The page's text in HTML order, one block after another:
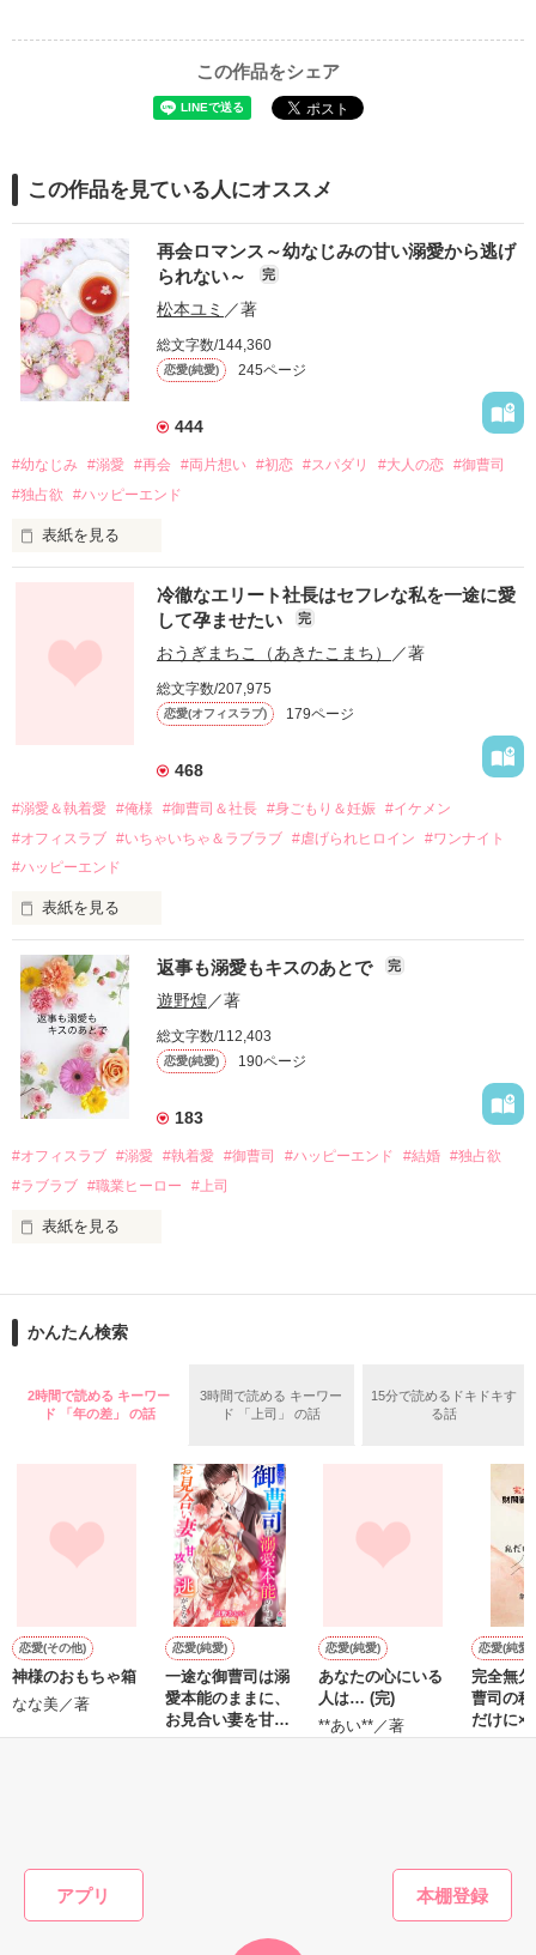
アプリ
この作品をシェア
この作品を見ている人にオススメ
再会ロマンス～幼なじみの甘い溺愛から逃げ
られない～
完
松本ユミ ／著
総文字数/144,360
恋愛(純愛) 245ページ
444
#幼なじみ #溺愛 #再会 #両片想い #初恋 #スパダリ #大人の恋 #御曹司
#独占欲
#ハッピーエンド
表紙を見る
幼なじみの哲平に淡い恋心を抱いていた美桜。
しかし、ある出来事をきっかけに二人の関係は壊れてしまう。
関係修復もできないまま、美桜は両親の離婚によって
引っ越すことになり、哲平とも離れ離れになった。
それから約十二年後。
過去の傷から、二度と会いたくないと思っていた哲平に
運命のような再会を果たす。
酔った勢いで一夜を共にしてしまった。
さらに、美桜が初めてだと知った哲平は
『責任をとる、結婚しよう』と真っ直ぐに告げてきた。
戸惑う美桜とは裏腹に、好きという気持ちを隠すことなく
甘やかしてくる。
そんなある日、哲平は美桜がストーカー被害に
遭っていることを知る。
美桜を守るため、哲平は同居を提案してきて――。
夏木美桜(なつきみお)
鳴海哲平 (なるみてっぺい)
2026.6.5～2026.7.25
＊以前、公開していた話の改稿版です＊
作品を読む
冷徹なエリート社長はセフレな私を一途に愛
して孕ませたい
完
おうぎまちこ（あきたこまち） ／著
総文字数/207,975
恋愛(オフィスラブ) 179ページ
468
#溺愛＆執着愛 #俺様 #御曹司＆社長 #身ごもり＆妊娠 #イケメン
#オフィスラブ #いちゃいちゃ＆ラブラブ #虐げられヒロイン
#ワンナイト
#ハッピーエンド
表紙を見る
おかしな噂を流されて前の職場でうまくいかなかった梅田美
桜は、海外で傷心旅行をしていたところ、日本人美青年と出会
い、酒の勢いもあり一夜限りの関係となる。
帰国後、美桜は新しい職場でワンナイトした美青年と再会。
なんと彼の正体は、とある財閥御曹司にも関わらず、一族を離
れて起業した新進気鋭の実業家、社内でも冷徹だと評判な社長
――御影恭司その人だったのだ――！
なぜか恭司から飼い猫の世話係を命じられた美桜は、猫の世
の関係となってしまい――？
返事も溺愛もキスのあとで 完
遊野煌／著
総文字数/112,403
恋愛(純愛) 190ページ
183
#オフィスラブ #溺愛 #執着愛 #御曹司 #ハッピーエンド #結婚 #独占欲
#ラブラブ #職業ヒーロー #上司
表紙を見る
ションの企画戦略室で働いている。
めた、同期で恋人の石垣守（26）がいるのだが、後輩の姫原由
いた。
守と由羅から『便利屋雛子』と馬鹿にされ、一人こっそり泣い
た上、同居まで提案してきて──？
鷹哉『宜しくな、俺の雛子』🦅
雛子『俺の……ひぃ、雛子？！！！』🐥
シゴデキで冷徹な上司が見せる素顔は、なぜか想像以上に甘く
※表紙も作中使用の画像も全てフリー素材です。
※執筆期間2026.6.3〜7.20完結です。
※他サイトさんにて恋愛トレンド1位でした〜良かったら読ん
かんたん検索
2時間で読める キーワー
ド 「年の差」 の話
3時間で読める キーワー
ド 「上司」 の話
15分で読めるドキドキす
る話
恋愛(その他)
神様のおもちゃ箱
なな美／著
恋愛(純愛)
一途な御曹司は溺
愛本能のままに、
お見合い妻を甘く
攻めて逃がさない
恋愛(純愛)
あなたの心にいる
人は… (完)
**あい**／著
恋愛(純愛)
完全無
曹司の
だけに